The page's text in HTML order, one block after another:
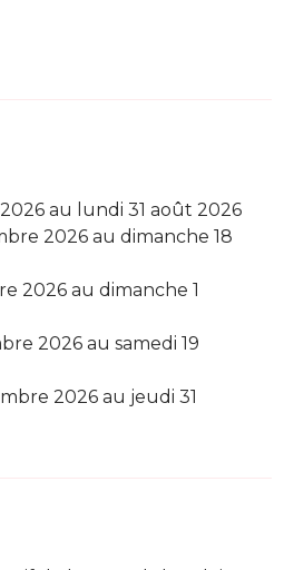
au lundi 31 août 2026
2026 au dimanche 18
2026 au dimanche 1
2026 au samedi 19
2026 au jeudi 31